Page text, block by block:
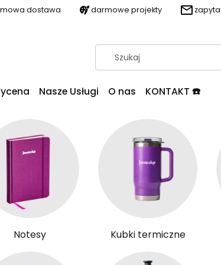
dostawa darmowe projekty
Nasze Usługi O nas KONTAKT ☎️
Notesy Kubki termiczne